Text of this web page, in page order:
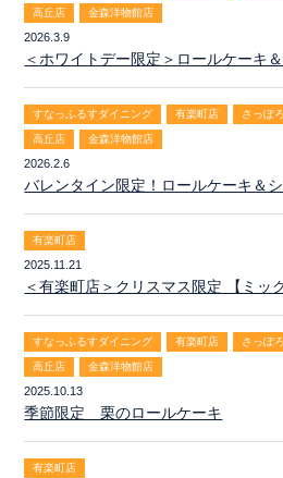
高丘店 金森洋物館店
2026.3.9
＜ホワイトデー限定＞ロールケーキ
すなっふるすダイニング 有楽町店 さっぽ
高丘店 金森洋物館店
2026.2.6
バレンタイン限定！ロールケーキ＆
有楽町店
2025.11.21
＜有楽町店＞クリスマス限定 【ミッ
すなっふるすダイニング 有楽町店 さっぽ
高丘店 金森洋物館店
2025.10.13
季節限定 栗のロールケーキ
有楽町店